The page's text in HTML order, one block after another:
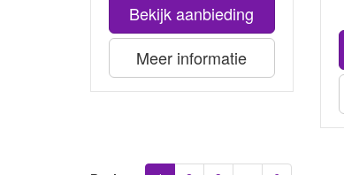
Bekijk aanbieding
Meer informatie